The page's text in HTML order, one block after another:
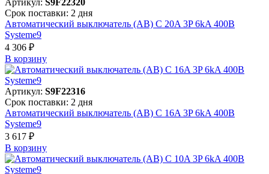
Срок поставки: 2 дня
Автоматический выключатель (АВ) C 20A 3P 6kA 400В
Systeme9
4 306 ₽
В корзинy
Артикул: S9F22316
Срок поставки: 2 дня
Автоматический выключатель (АВ) C 16A 3P 6kA 400В
Systeme9
3 617 ₽
В корзинy